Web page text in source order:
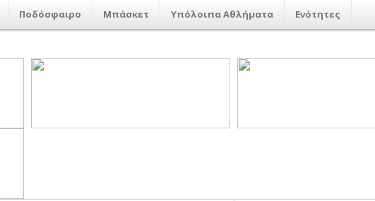
Ποδόσφαιρο Μπάσκετ Υπόλοιπα Αθλήματα Ενότητες